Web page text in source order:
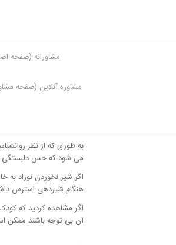
مشاورانه (صفحه
مشاوره آنلاین (صفحه
به طوری که از نظر
می شود که حس دلبستگی
اگر شیر نخوردن نوزاد
هنگام شیردهی استرس
اگر مشاهده کردید که
آن بی توجه باشند ممکن